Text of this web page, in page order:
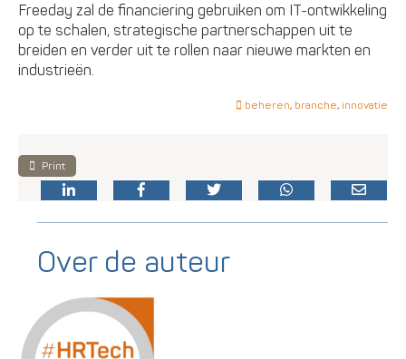
Freeday zal de financiering gebruiken om IT-ontwikkeling
op te schalen, strategische partnerschappen uit te
breiden en verder uit te rollen naar nieuwe markten en
industrieën.
beheren, branche, innovatie
Print
Over de auteur